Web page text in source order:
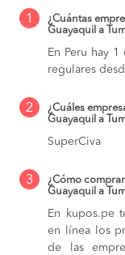
1
¿Cuántas
Guayaquil a
En Peru hay
regulares
2
¿Cuáles
Guayaquil a
SuperCiva
3
¿Cómo
Guayaquil a
En kupos.pe
en línea los
de las